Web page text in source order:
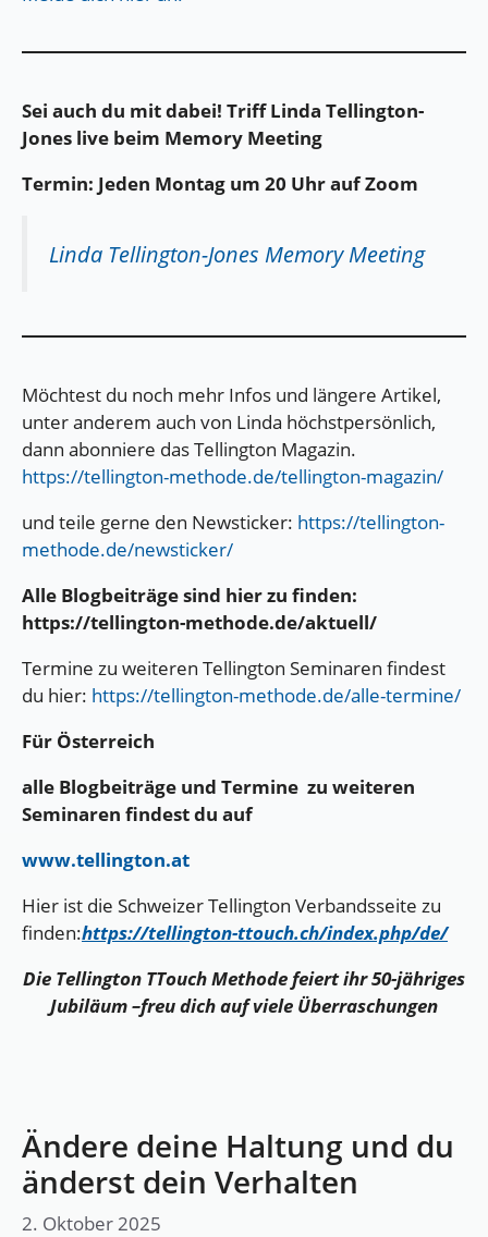
Sei auch du mit dabei! Triff Linda Tellington-
Jones live beim Memory Meeting
Termin: Jeden Montag um 20 Uhr auf Zoom
Linda Tellington-Jones Memory Meeting
​​Möchtest du noch mehr Infos und längere Artikel,
unter anderem auch von Linda höchstpersönlich,
dann abonniere das Tellington Magazin.
https://tellington-methode.de/tellington-magazin/
und teile gerne den Newsticker: https://tellington-
methode.de/newsticker/
Alle Blogbeiträge sind hier zu finden:
https://tellington-methode.de/aktuell/
Termine zu weiteren Tellington Seminaren findest
du hier: https://tellington-methode.de/alle-termine/
Für Österreich
alle Blogbeiträge und Termine zu weiteren
Seminaren findest du auf
www.tellington.at
Hier ist die Schweizer Tellington Verbandsseite zu
finden:https://tellington-ttouch.ch/index.php/de/
Die Tellington TTouch Methode feiert ihr 50-jähriges
Jubiläum –freu dich auf viele Überraschungen
Ändere deine Haltung und du
änderst dein Verhalten
2. Oktober 2025